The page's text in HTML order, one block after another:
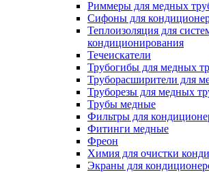
Риммеры для медных
Сифоны для
Теплоизоляция для
кондиционирования
Течеискатели
Трубогибы для медных
Труборасширители для
Труборезы для медных
Трубы медные
Фильтры для
Фитинги медные
Фреон
Химия для очистки
Экраны для